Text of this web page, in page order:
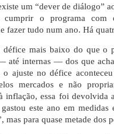
um “dever de diálogo”
cumprir o programa
fazer tudo num ano. Há
mais baixo do que o
até internas — dos que
ajuste no défice
mercados e não
inflação, essa foi devolvida
este ano em medidas
para quase metade dos